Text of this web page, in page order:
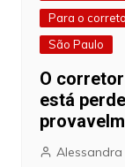
Para o
São Paulo
O
está